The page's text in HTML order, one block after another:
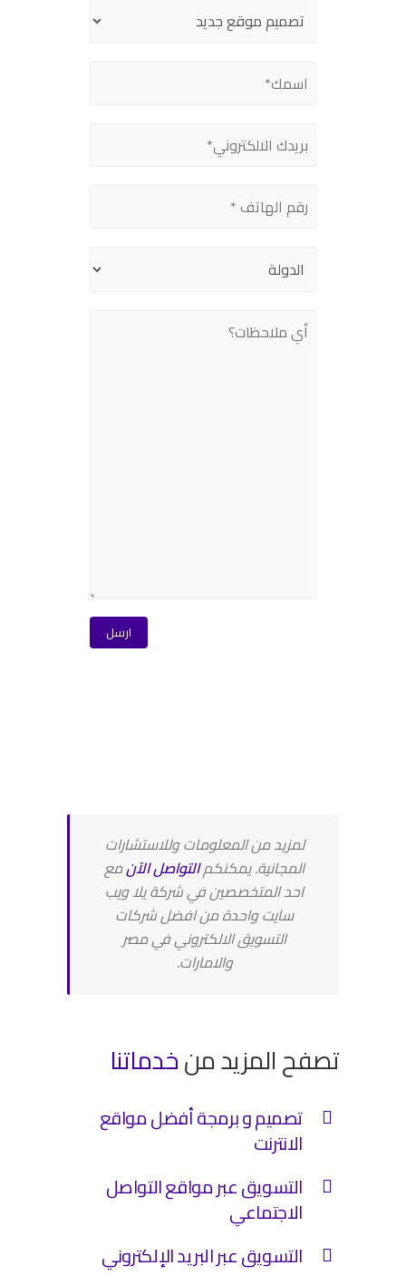
لمزيد من المعلومات وللاستشارات
المجانية. يمكنكمالتواصل الآنمع
احد المتخصصين في شركة يلا ويب
سايت واحدة من افضل شركات
التسويق الالكتروني في مصر
والامارات.
تصفح المزيد منخدماتنا
تصميم و برمجة أفضل مواقع
الانترنت
التسويق عبر مواقع التواصل
الاجتماعي
التسويق عبر البريد الإلكتروني